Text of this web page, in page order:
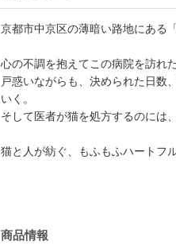
京都市中京区の薄暗い路地にある
心の不調を抱えてこの病院を訪れ
戸惑いながらも、決められた日数
いく。
そして医者が猫を処方するのに
猫と人が紡ぐ、もふもふハートフ
商品情報